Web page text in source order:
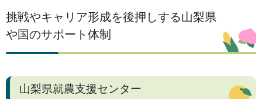
挑戦やキャリア形成を後押しする山梨県
や国のサポート体制
山梨県就農支援センター